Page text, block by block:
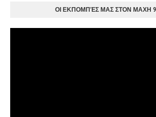
ΟΙ ΕΚΠΟΜΠΈΣ ΜΑΣ ΣΤΟΝ ΜΑΧΗ